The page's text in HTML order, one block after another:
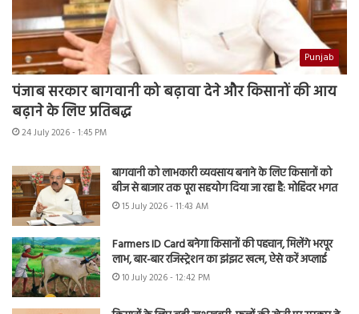
Punjab
पंजाब सरकार बागवानी को बढ़ावा देने और किसानों की आय
बढ़ाने के लिए प्रतिबद्ध
24 July 2026 - 1:45 PM
बागवानी को लाभकारी व्यवसाय बनाने के लिए किसानों को
बीज से बाजार तक पूरा सहयोग दिया जा रहा है: मोहिंदर भगत
15 July 2026 - 11:43 AM
Farmers ID Card बनेगा किसानों की पहचान, मिलेंगे भरपूर
लाभ, बार-बार रजिस्ट्रेशन का झंझट खत्म, ऐसे करें अप्लाई
10 July 2026 - 12:42 PM